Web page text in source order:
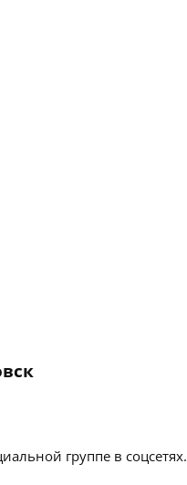
группе в соцсетях.